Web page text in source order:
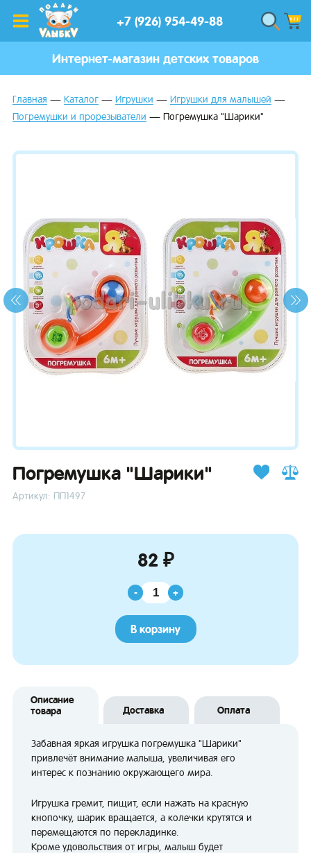
+7 (926) 954-49-88
Интернет-магазин детских товаров
Главная Каталог Игрушки
Игрушки для малышей
Погремушки и прорезыватели
Погремушка "Шарики"
Погремушка "Шарики"
Артикул: ПП1497
82 ₽
- +
В корзину
Описание
товара
Доставка Оплата
Забавная яркая игрушка погремушка "Шарики"
привлечёт внимание малыша, увеличивая его
интерес к познанию окружающего мира.
Игрушка гремит, пищит, если нажать на красную
кнопочку, шарик вращается, а колечки крутятся и
перемещаются по перекладинке.
Кроме удовольствия от игры, малыш будет